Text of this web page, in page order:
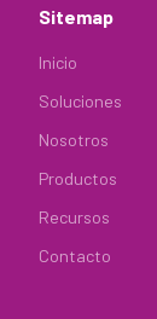
Sitemap
Inicio
Soluciones
Nosotros
Productos
Recursos
Contacto